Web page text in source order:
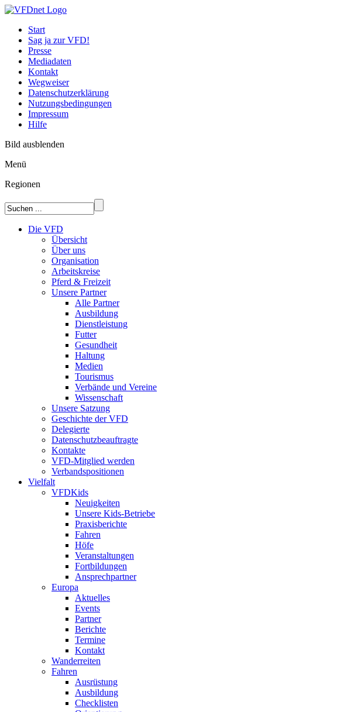
Start
Sag ja zur VFD!
Presse
Mediadaten
Kontakt
Wegweiser
Datenschutzerklärung
Nutzungsbedingungen
Impressum
Hilfe
Bild ausblenden
Menü
Regionen
Die VFD
Übersicht
Über uns
Organisation
Arbeitskreise
Pferd & Freizeit
Unsere Partner
Alle Partner
Ausbildung
Dienstleistung
Futter
Gesundheit
Haltung
Medien
Tourismus
Verbände und Vereine
Wissenschaft
Unsere Satzung
Geschichte der VFD
Delegierte
Datenschutzbeauftragte
Kontakte
VFD-Mitglied werden
Verbandspositionen
Vielfalt
VFDKids
Neuigkeiten
Unsere Kids-Betriebe
Praxisberichte
Fahren
Höfe
Veranstaltungen
Fortbildungen
Ansprechpartner
Europa
Aktuelles
Events
Partner
Berichte
Termine
Kontakt
Wanderreiten
Fahren
Ausrüstung
Ausbildung
Checklisten